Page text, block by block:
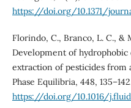
https://doi.org/10.1371/
Florindo, C., Branco, L. C., &
Development of
extraction of pesticides from
Phase Equilibria, 448,
https://doi.org/10.1016/